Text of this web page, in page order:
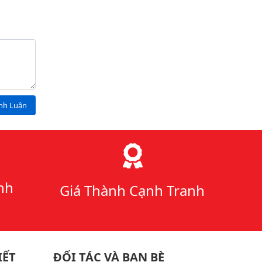
Luận
Giá Thành Cạnh Tranh
ĐỐI TÁC VÀ BẠN BÈ